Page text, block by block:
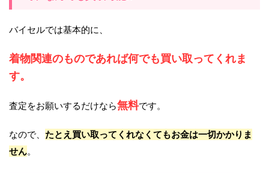
バイセルでは基本的に、
着物関連のものであれば何でも買い取ってくれま
す。
査定をお願いするだけなら無料です。
なので、 たとえ買い取ってくれなくてもお金は一切かかりま
せん。